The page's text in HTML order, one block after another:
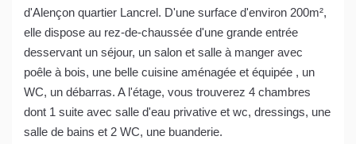
d'Alençon quartier Lancrel. D'une surface d'environ 200m²,
elle dispose au rez-de-chaussée d'une grande entrée
desservant un séjour, un salon et salle à manger avec
poêle à bois, une belle cuisine aménagée et équipée , un
WC, un débarras. A l'étage, vous trouverez 4 chambres
dont 1 suite avec salle d'eau privative et wc, dressings, une
salle de bains et 2 WC, une buanderie.